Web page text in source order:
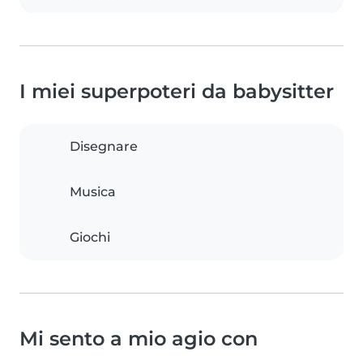
I miei superpoteri da babysitter
Disegnare
Musica
Giochi
Mi sento a mio agio con